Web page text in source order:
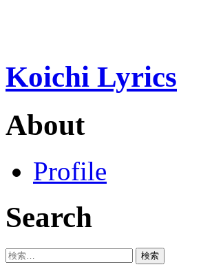
Koichi Lyrics
About
Profile
Search
検